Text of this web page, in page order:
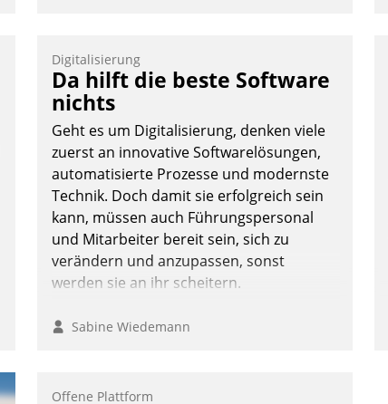
Digitalisierung
Da hilft die beste Software
nichts
Geht es um Digitalisierung, denken viele
zuerst an innovative Softwarelösungen,
automatisierte Prozesse und modernste
Technik. Doch damit sie erfolgreich sein
kann, müssen auch Führungspersonal
und Mitarbeiter bereit sein, sich zu
verändern und anzupassen, sonst
werden sie an ihr scheitern.
Sabine Wiedemann
Offene Plattform